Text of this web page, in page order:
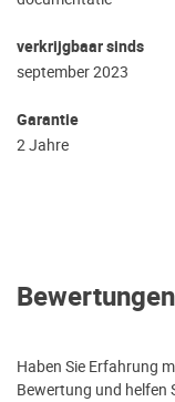
verkrijgbaar sinds
september 2023
Garantie
2 Jahre
Haben Sie Erfahrung
Bewertung und helfen